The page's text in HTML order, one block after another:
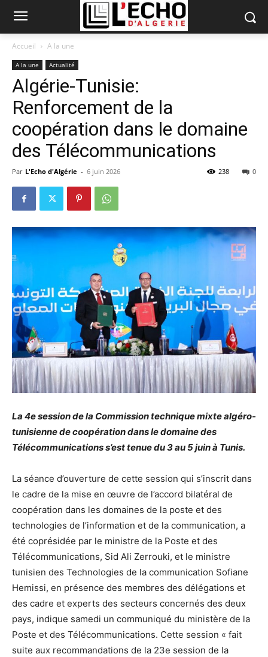
Accueil A la une
A la une Actualité
Algérie-Tunisie:
Renforcement de la
coopération dans le domaine
des Télécommunications
Par L'Echo d'Algérie - 6 juin 2026 0
238
La 4e session de la Commission technique mixte algéro-
tunisienne de coopération dans le domaine des
Télécommunications s’est tenue du 3 au 5 juin à Tunis.
La séance d’ouverture de cette session qui s’inscrit dans
le cadre de la mise en œuvre de l’accord bilatéral de
coopération dans les domaines de la poste et des
technologies de l’information et de la communication, a
été coprésidée par le ministre de la Poste et des
Télécommunications, Sid Ali Zerrouki, et le ministre
tunisien des Technologies de la communication Sofiane
Hemissi, en présence des membres des délégations et
des cadre et experts des secteurs concernés des deux
pays, indique samedi un communiqué du ministère de la
Poste et des Télécommunications. Cette session « fait
suite aux recommandations de la 23e session de la